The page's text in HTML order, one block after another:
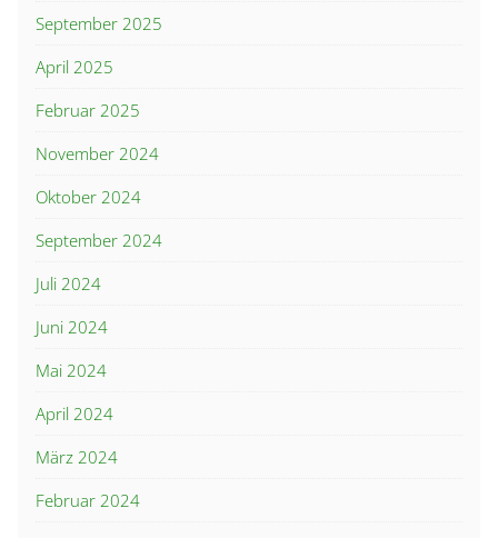
September 2025
April 2025
Februar 2025
November 2024
Oktober 2024
September 2024
Juli 2024
Juni 2024
Mai 2024
April 2024
März 2024
Februar 2024